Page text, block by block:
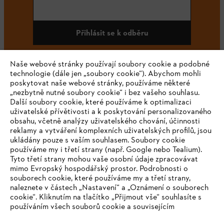
Přihlásit se k odběru
#STIHL
Společnost
STIHL FAQ
Naše webové stránky používají soubory cookie a podobné
technologie (dále jen „soubory cookie“). Abychom mohli
poskytovat naše webové stránky, používáme některé
„nezbytně nutné soubory cookie“ i bez vašeho souhlasu.
Další soubory cookie, které používáme k optimalizaci
uživatelské přívětivosti a k poskytování personalizovaného
obsahu, včetně analýzy uživatelského chování, účinnosti
reklamy a vytváření komplexních uživatelských profilů, jsou
ukládány pouze s vaším souhlasem. Soubory cookie
používáme my i třetí strany (např. Google nebo Tealium).
Tyto třetí strany mohou vaše osobní údaje zpracovávat
mimo Evropský hospodářský prostor. Podrobnosti o
souborech cookie, které používáme my a třetí strany,
naleznete v částech „Nastavení“ a „Oznámení o souborech
cookie“. Kliknutím na tlačítko „Přijmout vše“ souhlasíte s
používáním všech souborů cookie a souvisejícím